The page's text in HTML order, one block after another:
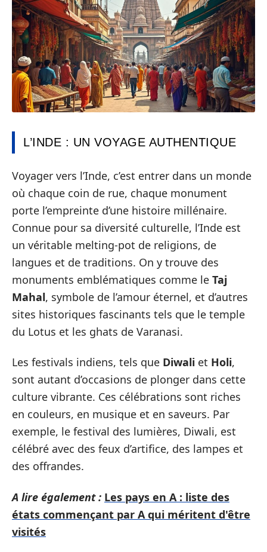
L’INDE : UN VOYAGE AUTHENTIQUE
Voyager vers l’Inde, c’est entrer dans un monde
où chaque coin de rue, chaque monument
porte l’empreinte d’une histoire millénaire.
Connue pour sa diversité culturelle, l’Inde est
un véritable melting-pot de religions, de
langues et de traditions. On y trouve des
monuments emblématiques comme le Taj
Mahal, symbole de l’amour éternel, et d’autres
sites historiques fascinants tels que le temple
du Lotus et les ghats de Varanasi.
Les festivals indiens, tels que Diwali et Holi,
sont autant d’occasions de plonger dans cette
culture vibrante. Ces célébrations sont riches
en couleurs, en musique et en saveurs. Par
exemple, le festival des lumières, Diwali, est
célébré avec des feux d’artifice, des lampes et
des offrandes.
A lire également : Les pays en A : liste des
états commençant par A qui méritent d'être
visités